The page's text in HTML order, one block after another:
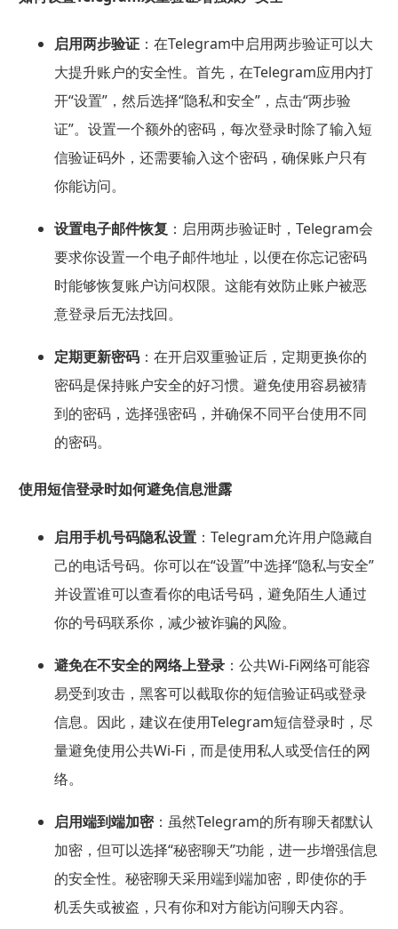
启用两步验证：在Telegram中启用两步验证可以大
大提升账户的安全性。首先，在Telegram应用内打
开“设置”，然后选择“隐私和安全”，点击“两步验
证”。设置一个额外的密码，每次登录时除了输入短
信验证码外，还需要输入这个密码，确保账户只有
你能访问。
设置电子邮件恢复 ：启用两步验证时，Telegram会
要求你设置一个电子邮件地址，以便在你忘记密码
时能够恢复账户访问权限。这能有效防止账户被恶
意登录后无法找回。
定期更新密码：在开启双重验证后，定期更换你的
密码是保持账户安全的好习惯。避免使用容易被猜
到的密码，选择强密码，并确保不同平台使用不同
的密码。
使用短信登录时如何避免信息泄露
启用手机号码隐私设置：Telegram允许用户隐藏自
己的电话号码。你可以在“设置”中选择“隐私与安全”
并设置谁可以查看你的电话号码，避免陌生人通过
你的号码联系你，减少被诈骗的风险。
避免在不安全的网络上登录：公共Wi-Fi网络可能容
易受到攻击，黑客可以截取你的短信验证码或登录
信息。因此，建议在使用Telegram短信登录时，尽
量避免使用公共Wi-Fi，而是使用私人或受信任的网
络。
启用端到端加密：虽然Telegram的所有聊天都默认
加密，但可以选择“秘密聊天”功能，进一步增强信息
的安全性。秘密聊天采用端到端加密，即使你的手
机丢失或被盗，只有你和对方能访问聊天内容。